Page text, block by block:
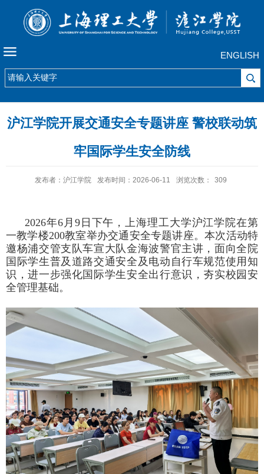
ENGLISH
沪江学院开展交通安全专题讲座 警校联动筑
牢国际学生安全防线
发布者：沪江学院 发布时间：2026-06-11 浏览次数： 309
2026年6月 9日下午，上海理工大学沪江学院在第
一教学楼200教室举办交通安全专题讲座。本次活动特
邀杨浦交管支队车宣大队金海波警官主讲，面向全院
国际学生普及道路交通安全及电动自行车规范使用知
识，进一步强化国际学生安全出行意识，夯实校园安
全管理基础。